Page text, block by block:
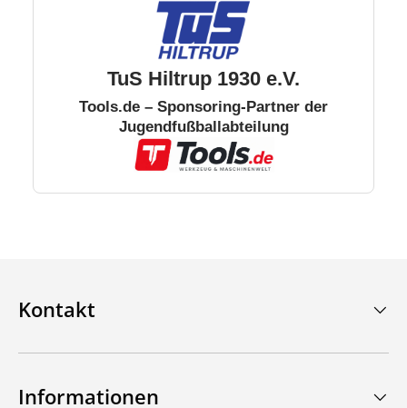
TuS Hiltrup 1930 e.V.
Tools.de – Sponsoring-Partner der
Jugendfußballabteilung
Kontakt
Informationen